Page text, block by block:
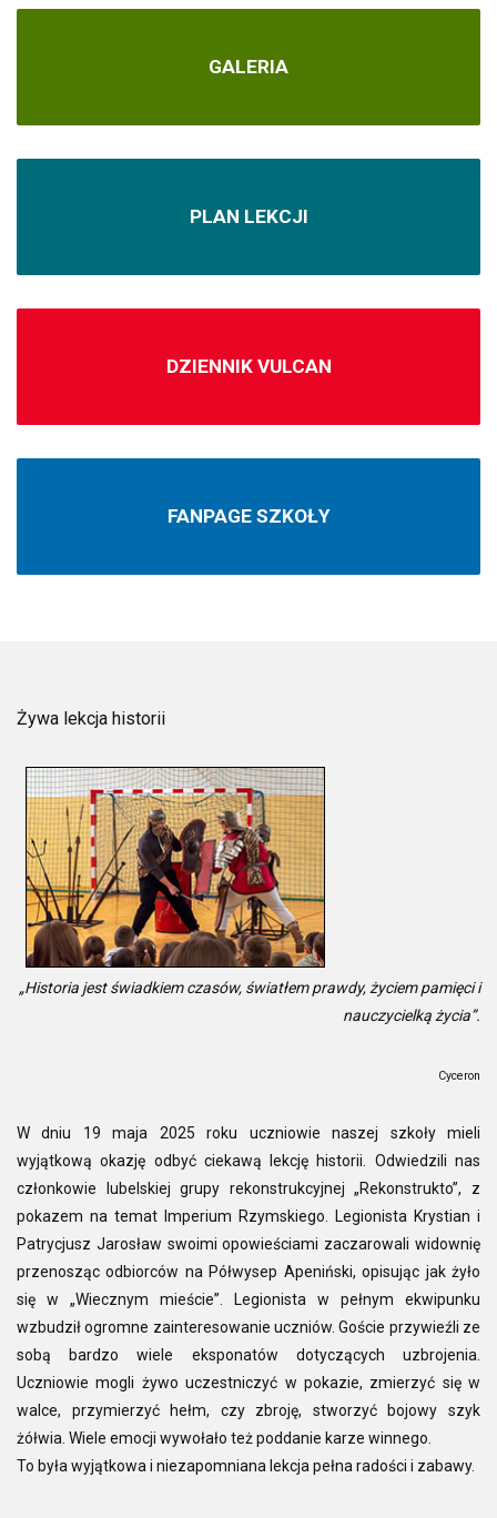
GALERIA
PLAN LEKCJI
DZIENNIK VULCAN
FANPAGE SZKOŁY
Żywa lekcja historii
„Historia jest świadkiem czasów, światłem prawdy, życiem pamięci i
nauczycielką życia”.
Cyceron
W dniu 19 maja 2025 roku uczniowie naszej szkoły mieli
wyjątkową okazję odbyć ciekawą lekcję historii. Odwiedzili nas
członkowie lubelskiej grupy rekonstrukcyjnej „Rekonstrukto”, z
pokazem na temat Imperium Rzymskiego. Legionista Krystian i
Patrycjusz Jarosław swoimi opowieściami zaczarowali widownię
przenosząc odbiorców na Półwysep Apeniński, opisując jak żyło
się w „Wiecznym mieście”. Legionista w pełnym ekwipunku
wzbudził ogromne zainteresowanie uczniów. Goście przywieźli ze
sobą bardzo wiele eksponatów dotyczących uzbrojenia.
Uczniowie mogli żywo uczestniczyć w pokazie, zmierzyć się w
walce, przymierzyć hełm, czy zbroję, stworzyć bojowy szyk
żółwia. Wiele emocji wywołało też poddanie karze winnego.
To była wyjątkowa i niezapomniana lekcja pełna radości i zabawy.